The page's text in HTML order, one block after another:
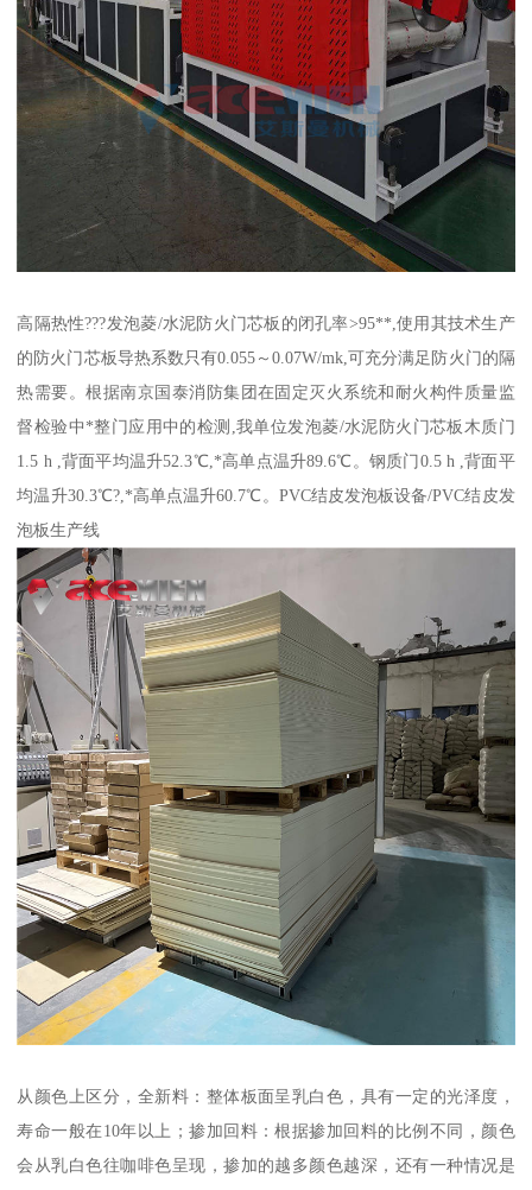
高隔热性???发泡菱/水泥防火门芯板的闭孔率>95**,使用其技术生产
的防火门芯板导热系数只有0.055～0.07W/mk,可充分满足防火门的隔
热需要。根据南京国泰消防集团在固定灭火系统和耐火构件质量监
督检验中*整门应用中的检测,我单位发泡菱/水泥防火门芯板木质门
1.5 h ,背面平均温升52.3℃,*高单点温升89.6℃。钢质门0.5 h ,背面平
均温升30.3℃?,*高单点温升60.7℃。PVC结皮发泡板设备/PVC结皮发
泡板生产线
从颜色上区分，全新料：整体板面呈乳白色，具有一定的光泽度，
寿命一般在10年以上；掺加回料：根据掺加回料的比例不同，颜色
会从乳白色往咖啡色呈现，掺加的越多颜色越深，还有一种情况是